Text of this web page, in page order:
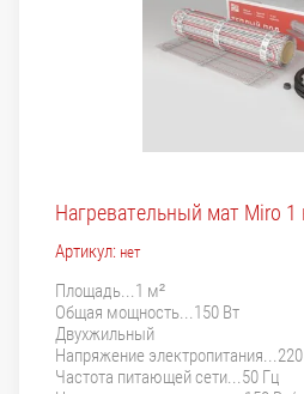
Нагревательный мат Miro 1
Артикул: нет
Площадь...1 м²
Общая мощность...150 Вт
Двухжильный
Напряжение
Частота питающей сети...50 Гц